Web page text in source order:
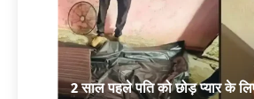
2 साल पहले पति को छोड़ प्यार के